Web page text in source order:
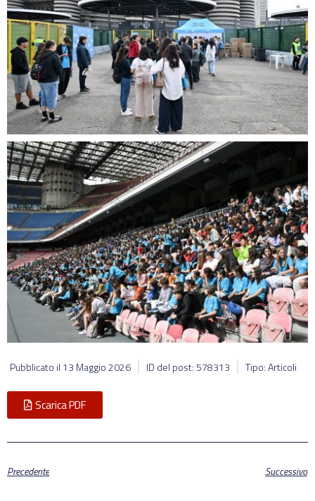
Pubblicato il 13 Maggio 2026 ID del post: 578313 Tipo: Articoli
Scarica PDF
Precedente Successivo